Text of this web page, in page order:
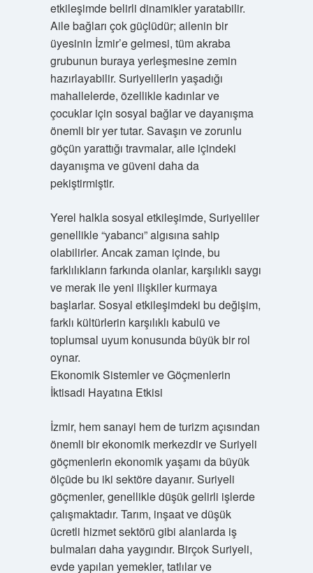
etkileşimde belirli dinamikler yaratabilir.
Aile bağları çok güçlüdür; ailenin bir
üyesinin İzmir’e gelmesi, tüm akraba
grubunun buraya yerleşmesine zemin
hazırlayabilir. Suriyelilerin yaşadığı
mahallelerde, özellikle kadınlar ve
çocuklar için sosyal bağlar ve dayanışma
önemli bir yer tutar. Savaşın ve zorunlu
göçün yarattığı travmalar, aile içindeki
dayanışma ve güveni daha da
pekiştirmiştir.
Yerel halkla sosyal etkileşimde, Suriyeliler
genellikle “yabancı” algısına sahip
olabilirler. Ancak zaman içinde, bu
farklılıkların farkında olanlar, karşılıklı saygı
ve merak ile yeni ilişkiler kurmaya
başlarlar. Sosyal etkileşimdeki bu değişim,
farklı kültürlerin karşılıklı kabulü ve
toplumsal uyum konusunda büyük bir rol
oynar.
Ekonomik Sistemler ve Göçmenlerin
İktisadi Hayatına Etkisi
İzmir, hem sanayi hem de turizm açısından
önemli bir ekonomik merkezdir ve Suriyeli
göçmenlerin ekonomik yaşamı da büyük
ölçüde bu iki sektöre dayanır. Suriyeli
göçmenler, genellikle düşük gelirli işlerde
çalışmaktadır. Tarım, inşaat ve düşük
ücretli hizmet sektörü gibi alanlarda iş
bulmaları daha yaygındır. Birçok Suriyeli,
evde yapılan yemekler, tatlılar ve